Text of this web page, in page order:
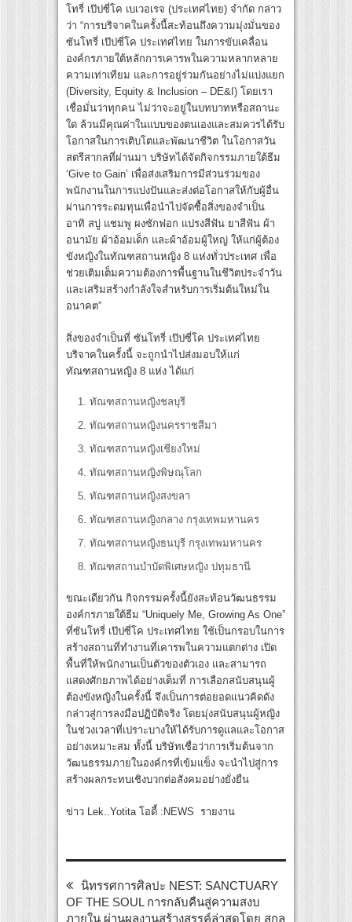
โทรี่ เป๊ปซี่โค เบเวอเรจ (ประเทศไทย) จำกัด กล่าว
ว่า “การบริจาคในครั้งนี้สะท้อนถึงความมุ่งมั่นของ
ซันโทรี่ เป๊ปซี่โค ประเทศไทย ในการขับเคลื่อน
องค์กรภายใต้หลักการเคารพในความหลากหลาย
ความเท่าเทียม และการอยู่ร่วมกันอย่างไม่แบ่งแยก
(Diversity, Equity & Inclusion – DE&I) โดยเรา
เชื่อมั่นว่าทุกคน ไม่ว่าจะอยู่ในบทบาทหรือสถานะ
ใด ล้วนมีคุณค่าในแบบของตนเองและสมควรได้รับ
โอกาสในการเติบโตและพัฒนาชีวิต ในโอกาสวัน
สตรีสากลที่ผ่านมา บริษัทได้จัดกิจกรรมภายใต้ธีม
‘Give to Gain’ เพื่อส่งเสริมการมีส่วนร่วมของ
พนักงานในการแบ่งปันและส่งต่อโอกาสให้กับผู้อื่น
ผ่านการระดมทุนเพื่อนำไปจัดซื้อสิ่งของจำเป็น
อาทิ สบู่ แชมพู ผงซักฟอก แปรงสีฟัน ยาสีฟัน ผ้า
อนามัย ผ้าอ้อมเด็ก และผ้าอ้อมผู้ใหญ่ ให้แก่ผู้ต้อง
ขังหญิงในทัณฑสถานหญิง 8 แห่งทั่วประเทศ เพื่อ
ช่วยเติมเต็มความต้องการพื้นฐานในชีวิตประจำวัน
และเสริมสร้างกำลังใจสำหรับการเริ่มต้นใหม่ใน
อนาคต”
สิ่งของจำเป็นที่ ซันโทรี่ เป๊ปซี่โค ประเทศไทย
บริจาคในครั้งนี้ จะถูกนำไปส่งมอบให้แก่
ทัณฑสถานหญิง 8 แห่ง ได้แก่
ทัณฑสถานหญิงชลบุรี
ทัณฑสถานหญิงนครราชสีมา
ทัณฑสถานหญิงเชียงใหม่
ทัณฑสถานหญิงพิษณุโลก
ทัณฑสถานหญิงสงขลา
ทัณฑสถานหญิงกลาง กรุงเทพมหานคร
ทัณฑสถานหญิงธนบุรี กรุงเทพมหานคร
ทัณฑสถานบำบัดพิเศษหญิง ปทุมธานี
ขณะเดียวกัน กิจกรรมครั้งนี้ยังสะท้อนวัฒนธรรม
องค์กรภายใต้ธีม “Uniquely Me, Growing As One”
ที่ซันโทรี่ เป๊ปซี่โค ประเทศไทย ใช้เป็นกรอบในการ
สร้างสถานที่ทำงานที่เคารพในความแตกต่าง เปิด
พื้นที่ให้พนักงานเป็นตัวของตัวเอง และสามารถ
แสดงศักยภาพได้อย่างเต็มที่ การเลือกสนับสนุนผู้
ต้องขังหญิงในครั้งนี้ จึงเป็นการต่อยอดแนวคิดดัง
กล่าวสู่การลงมือปฏิบัติจริง โดยมุ่งสนับสนุนผู้หญิง
ในช่วงเวลาที่เปราะบางให้ได้รับการดูแลและโอกาส
อย่างเหมาะสม ทั้งนี้ บริษัทเชื่อว่าการเริ่มต้นจาก
วัฒนธรรมภายในองค์กรที่เข้มแข็ง จะนำไปสู่การ
สร้างผลกระทบเชิงบวกต่อสังคมอย่างยั่งยืน
ข่าว Lek..Yotita โอดี้ :NEWS รายงาน
นิทรรศการศิลปะ NEST: SANCTUARY
OF THE SOUL การกลับคืนสู่ความสงบ
ภายใน ผ่านผลงานสร้างสรรค์ล่าสุดโดย สกุล